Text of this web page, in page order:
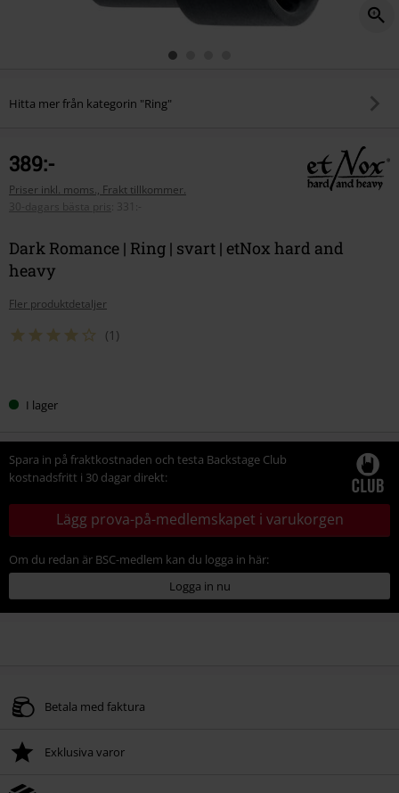
Hitta mer från kategorin "Ring"
389:-
Priser inkl. moms., Frakt tillkommer.
30-dagars bästa pris
331:-
Dark Romance | Ring | svart | etNox hard and
heavy
Fler produktdetaljer
(1)
dinI lager
Spara in på fraktkostnaden och testa Backstage Club
kostnadsfritt i 30 dagar direkt:
Lägg prova-på-medlemskapet i varukorgen
Om du redan är BSC-medlem kan du logga in här:
Logga in nu
Betala med faktura
Exklusiva varor